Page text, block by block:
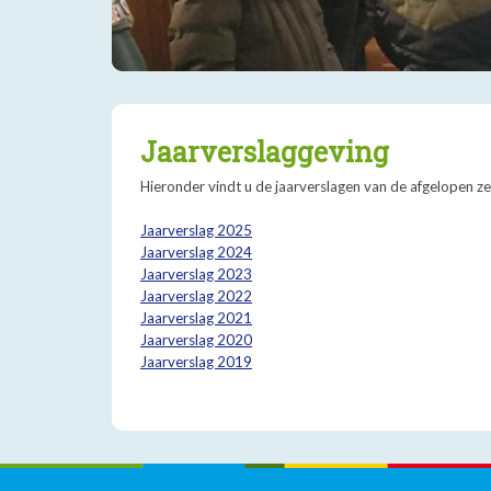
Jaarverslaggeving
Hieronder vindt u de jaarverslagen van de afgelopen
Jaarverslag 2025
Jaarverslag 2024
Jaarverslag 2023
Jaarverslag 2022
Jaarverslag 2021
Jaarverslag 2020
Jaarverslag 2019